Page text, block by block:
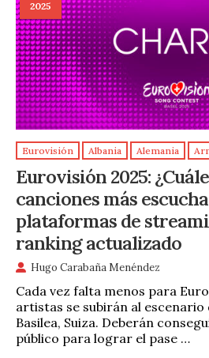
2025
Eurovisión Albania Alemania
Eurovisión 2025:
canciones más
plataformas de
ranking actualizado
Hugo Carabaña Menéndez
Cada vez falta menos para
artistas se subirán al escenario
Basilea, Suiza. Deberán
público para lograr el pase …